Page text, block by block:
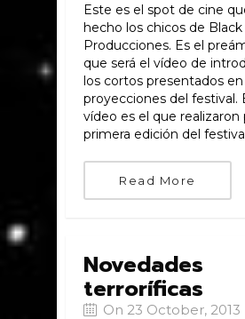
Este es el spot de cine
hecho los chicos de Black
Producciones. Es el
que será el vídeo de
los cortos presentados en
proyecciones del festival.
vídeo es el que realizaron
primera edición del
Read More
Novedades
terroríficas
On 23 October, 2013